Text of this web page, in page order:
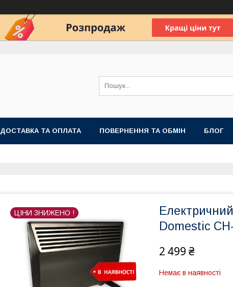
ДОСТАВКА ТА ОПЛАТА ПОВЕРНЕННЯ ТА ОБМІН БЛОГ
ЦІНИ ЗНИЖЕНО !
Domestic
2 499 ₴
Немає в наявності